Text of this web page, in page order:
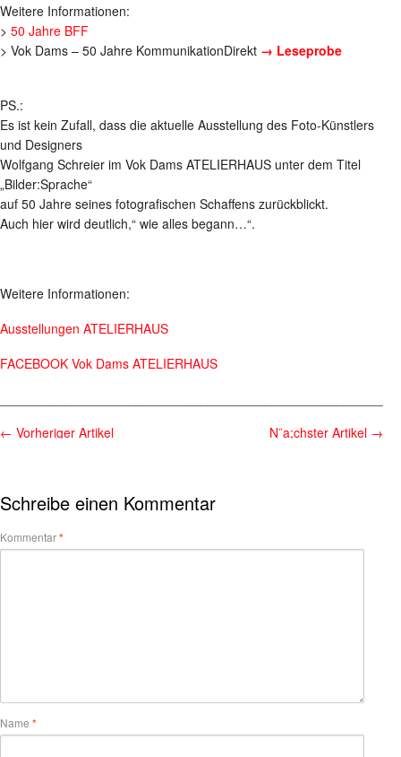
Weitere Informationen:
> 50 Jahre BFF
> Vok Dams – 50 Jahre KommunikationDirekt → Leseprobe
PS.:
Es ist kein Zufall, dass die aktuelle Ausstellung des Foto-Künstlers
und Designers
Wolfgang Schreier im Vok Dams ATELIERHAUS unter dem Titel
„Bilder:Sprache“
auf 50 Jahre seines fotografischen Schaffens zurückblickt.
Auch hier wird deutlich,“ wie alles begann…“.
Weitere Informationen:
Ausstellungen ATELIERHAUS
FACEBOOK Vok Dams ATELIERHAUS
← Vorheriger Artikel N¨a;chster Artikel →
Schreibe einen Kommentar
Kommentar*
Name *